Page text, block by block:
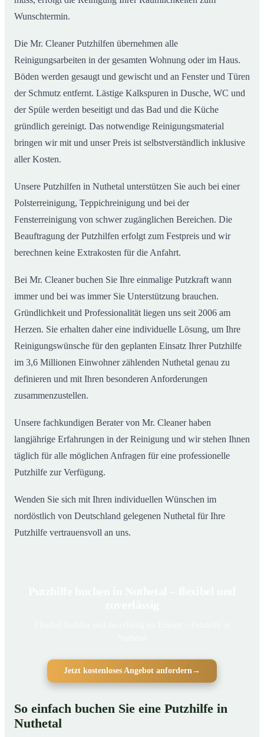
Wunschtermin.
Die Mr. Cleaner Putzhilfen übernehmen alle
Reinigungsarbeiten in der gesamten Wohnung oder im Haus.
Böden werden gesaugt und gewischt und an Fenster und Türen
der Schmutz entfernt. Lästige Kalkspuren in Dusche, WC und
der Spüle werden beseitigt und das Bad und die Küche
gründlich gereinigt. Das notwendige Reinigungsmaterial
bringen wir mit und unser Preis ist selbstverständlich inklusive
aller Kosten.
Unsere Putzhilfen in Nuthetal unterstützen Sie auch bei einer
Polsterreinigung, Teppichreinigung und bei der
Fensterreinigung von schwer zugänglichen Bereichen. Die
Beauftragung der Putzhilfen erfolgt zum Festpreis und wir
berechnen keine Extrakosten für die Anfahrt.
Bei Mr. Cleaner buchen Sie Ihre einmalige Putzkraft wann
immer und bei was immer Sie Unterstützung brauchen.
Gründlichkeit und Professionalität liegen uns seit 2006 am
Herzen. Sie erhalten daher eine individuelle Lösung, um Ihre
Reinigungswünsche für den geplanten Einsatz Ihrer Putzhilfe
im 3,6 Millionen Einwohner zählenden Nuthetal genau zu
definieren und mit Ihren besonderen Anforderungen
zusammenzustellen.
Unsere fachkundigen Berater von Mr. Cleaner haben
langjährige Erfahrungen in der Reinigung und wir stehen Ihnen
täglich für alle möglichen Anfragen für eine professionelle
Putzhilfe zur Verfügung.
Wenden Sie sich mit Ihren individuellen Wünschen im
nordöstlich von Deutschland gelegenen Nuthetal für Ihre
Putzhilfe vertrauensvoll an uns.
Jetzt kostenloses Angebot anfordern →
So einfach buchen Sie eine Putzhilfe in
Nuthetal